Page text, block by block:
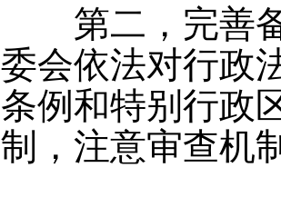
第二，完善备
委会依法对行政
条例和特别行政
制，注意审查机